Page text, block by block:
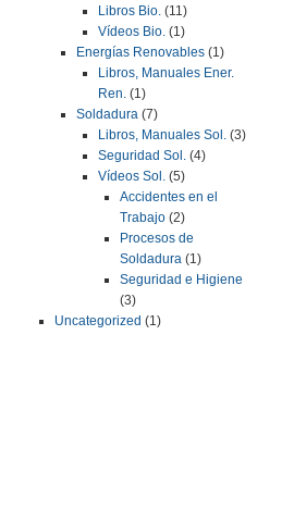
Libros Bio. (11)
Vídeos Bio. (1)
Energías Renovables (1)
Libros, Manuales Ener.
Ren. (1)
Soldadura (7)
Libros, Manuales Sol. (3)
Seguridad Sol. (4)
Vídeos Sol. (5)
Accidentes en el
Trabajo (2)
Procesos de
Soldadura (1)
Seguridad e Higiene
(3)
Uncategorized (1)